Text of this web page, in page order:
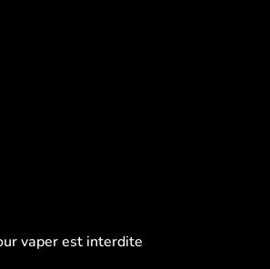
vaper est interdite